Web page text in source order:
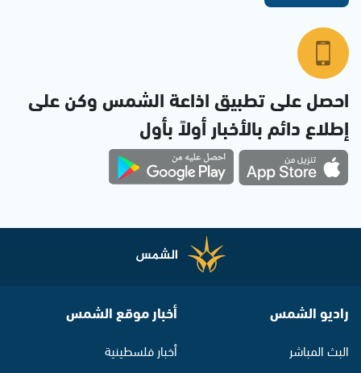
احصل على تطبيق اذاعة الشمس وكن على
إطلاع دائم بالأخبار أولاً بأول
راديو الشمس
البث المباشر
أخبار موقع الشمس
أخبار فلسطينية